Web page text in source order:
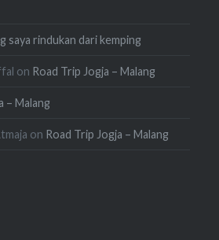
saya rindukan dari kemping
on Road Trip Jogja – Malang
– Malang
on Road Trip Jogja – Malang